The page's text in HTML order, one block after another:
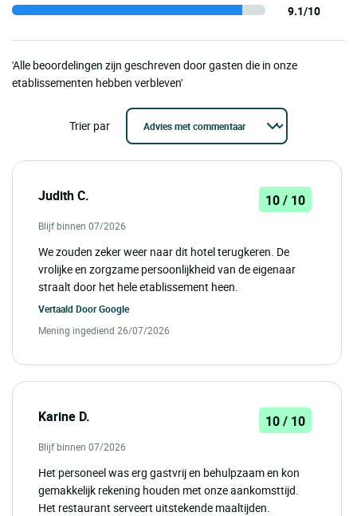
9.1/10
'Alle beoordelingen zijn geschreven door gasten die in onze
etablissementen hebben verbleven'
Trier par
Judith C. 10 / 10
Blijf binnen 07/2026
We zouden zeker weer naar dit hotel terugkeren. De
vrolijke en zorgzame persoonlijkheid van de eigenaar
straalt door het hele etablissement heen.
Vertaald DoorGoogle
Mening ingediend 26/07/2026
Karine D. 10 / 10
Blijf binnen 07/2026
Het personeel was erg gastvrij en behulpzaam en kon
gemakkelijk rekening houden met onze aankomsttijd.
Het restaurant serveert uitstekende maaltijden.